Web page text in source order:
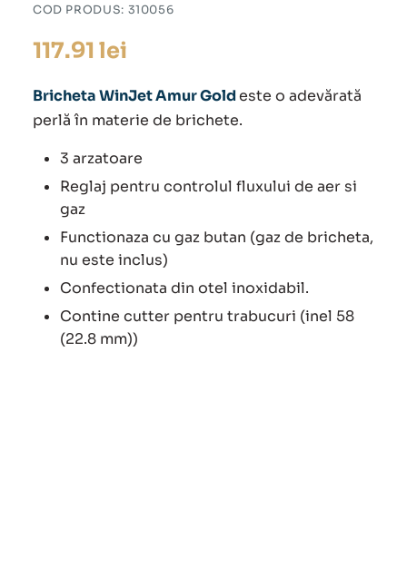
COD PRODUS: 310056
117.91 lei
Bricheta WinJet Amur Goldeste o adevărată
perlă în materie de brichete.
3 arzatoare
Reglaj pentru controlul fluxului de aer si
gaz
Functionaza cu gaz butan (gaz de bricheta,
nu este inclus)
Confectionata din otel inoxidabil.
Contine cutter pentru trabucuri (inel 58
(22.8 mm))